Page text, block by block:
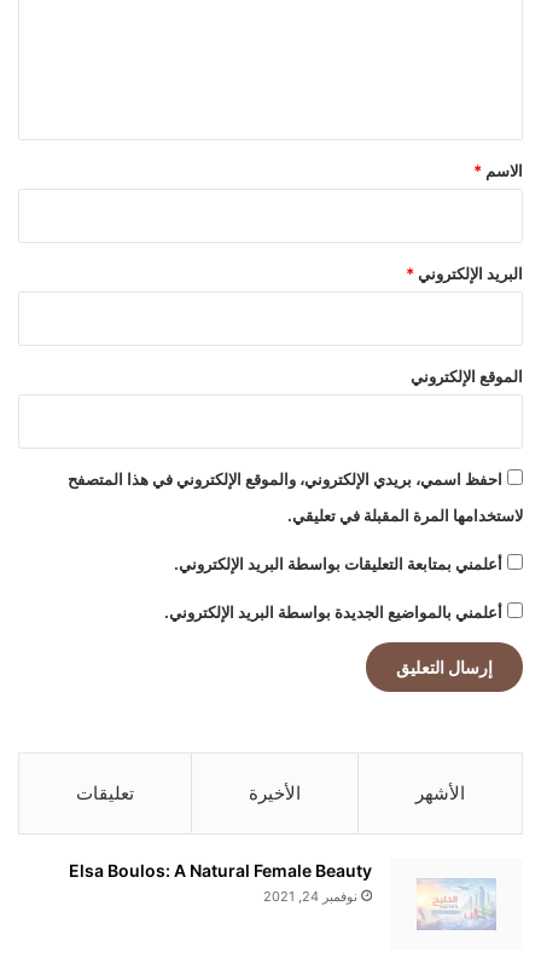
*
الاسم *
البريد الإلكتروني*
الموقع الإلكتروني
احفظ اسمي، بريدي الإلكتروني، والموقع الإلكتروني في هذا المتصفح
لاستخدامها المرة المقبلة في تعليقي.
أعلمني بمتابعة التعليقات بواسطة البريد الإلكتروني.
أعلمني بالمواضيع الجديدة بواسطة البريد الإلكتروني.
الأشهر الأخيرة تعليقات
Elsa Boulos: A Natural Female Beauty
نوفمبر 24, 2021